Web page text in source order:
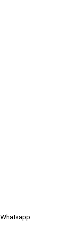
Whatsapp